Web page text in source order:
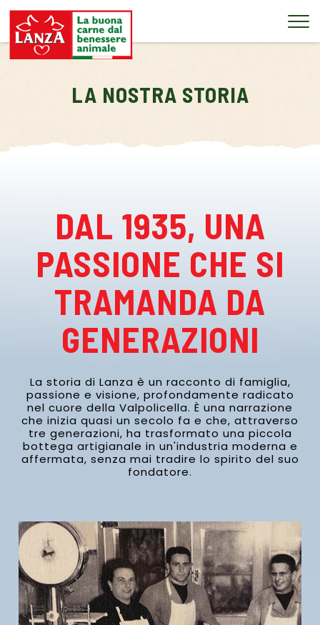
LA NOSTRA STORIA
DAL 1935, UNA
PASSIONE CHE SI
TRAMANDA DA
GENERAZIONI
La storia di Lanza è un racconto di famiglia,
passione e visione, profondamente radicato
nel cuore della Valpolicella. È una narrazione
che inizia quasi un secolo fa e che, attraverso
tre generazioni, ha trasformato una piccola
bottega artigianale in un'industria moderna e
affermata, senza mai tradire lo spirito del suo
fondatore.